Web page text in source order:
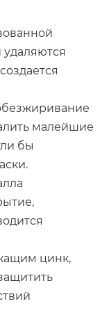
малейшие
бы
цинк,